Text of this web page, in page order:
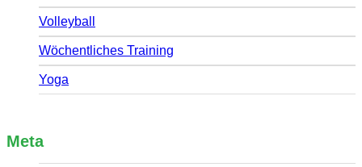
Volleyball
Wöchentliches Training
Yoga
Meta